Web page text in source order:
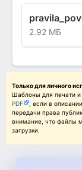
2.92 МБ
Только для личного
Шаблоны для печати и
PDF
, если в
передачи права
внимание, что файлы
загрузки.